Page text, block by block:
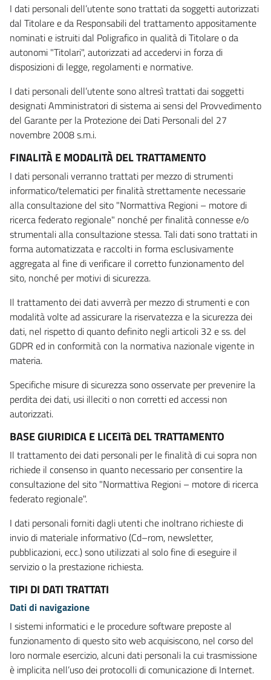
I dati personali dell’utente sono trattati da soggetti autorizzati
dal Titolare e da Responsabili del trattamento appositamente
nominati e istruiti dal Poligrafico in qualità di Titolare o da
autonomi "Titolari", autorizzati ad accedervi in forza di
disposizioni di legge, regolamenti e normative.
I dati personali dell’utente sono altresì trattati dai soggetti
designati Amministratori di sistema ai sensi del Provvedimento
del Garante per la Protezione dei Dati Personali del 27
novembre 2008 s.m.i.
FINALITÀ E MODALITÀ DEL TRATTAMENTO
I dati personali verranno trattati per mezzo di strumenti
informatico/telematici per finalità strettamente necessarie
alla consultazione del sito "Normattiva Regioni – motore di
ricerca federato regionale" nonché per finalità connesse e/o
strumentali alla consultazione stessa. Tali dati sono trattati in
forma automatizzata e raccolti in forma esclusivamente
aggregata al fine di verificare il corretto funzionamento del
sito, nonché per motivi di sicurezza.
Il trattamento dei dati avverrà per mezzo di strumenti e con
modalità volte ad assicurare la riservatezza e la sicurezza dei
dati, nel rispetto di quanto definito negli articoli 32 e ss. del
GDPR ed in conformità con la normativa nazionale vigente in
materia.
Specifiche misure di sicurezza sono osservate per prevenire la
perdita dei dati, usi illeciti o non corretti ed accessi non
autorizzati.
BASE GIURIDICA E LICEITà DEL TRATTAMENTO
Il trattamento dei dati personali per le finalità di cui sopra non
richiede il consenso in quanto necessario per consentire la
consultazione del sito "Normattiva Regioni – motore di ricerca
federato regionale".
I dati personali forniti dagli utenti che inoltrano richieste di
invio di materiale informativo (Cd–rom, newsletter,
pubblicazioni, ecc.) sono utilizzati al solo fine di eseguire il
servizio o la prestazione richiesta.
TIPI DI DATI TRATTATI
Dati di navigazione
I sistemi informatici e le procedure software preposte al
funzionamento di questo sito web acquisiscono, nel corso del
loro normale esercizio, alcuni dati personali la cui trasmissione
è implicita nell’uso dei protocolli di comunicazione di Internet.